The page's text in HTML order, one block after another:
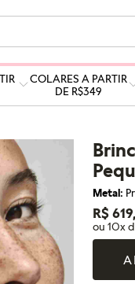
COLARES A PARTIR
DE R$349
Metal:
R$
ou 10x